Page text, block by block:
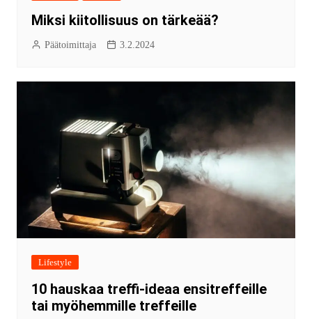
Miksi kiitollisuus on tärkeää?
Päätoimittaja 3.2.2024
Lifestyle
10 hauskaa treffi-ideaa ensitreffeille
tai myöhemmille treffeille